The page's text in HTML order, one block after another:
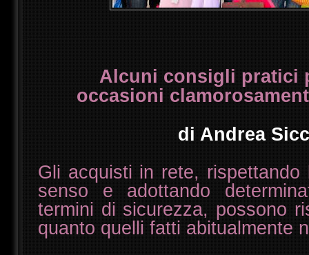
Alcuni consigli pratici
occasioni
di Andrea
Gli acquisti in rete, rispettando
senso e adottando
termini di sicurezza, possono
quanto quelli fatti abitualmente